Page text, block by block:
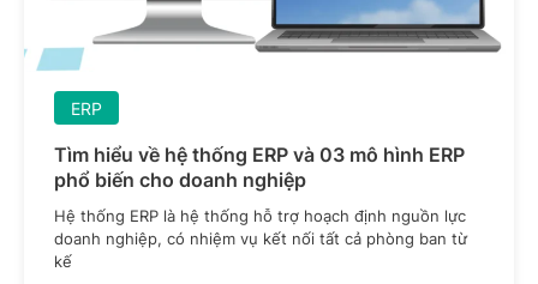
Tìm hiểu về hệ thống ERP và 03 mô hình ERP
phổ biến cho doanh nghiệp
ERP
Hệ thống ERP là hệ thống hỗ trợ hoạch định nguồn lực
doanh nghiệp, có nhiệm vụ kết nối tất cả phòng ban từ
kế